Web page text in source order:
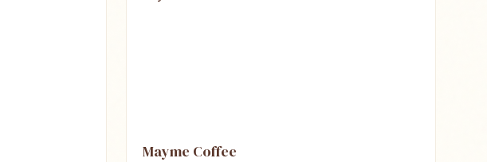
Mayme Coffee